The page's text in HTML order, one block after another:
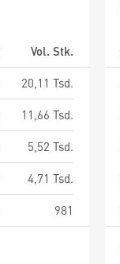
Vol. Stk.
20,11 Tsd.
11,66 Tsd.
5,52 Tsd.
4,71 Tsd.
981